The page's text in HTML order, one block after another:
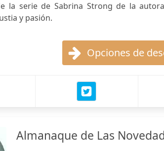
la serie de Sabrina Strong de la
y pasión.
Opciones de
Almanaque de Las